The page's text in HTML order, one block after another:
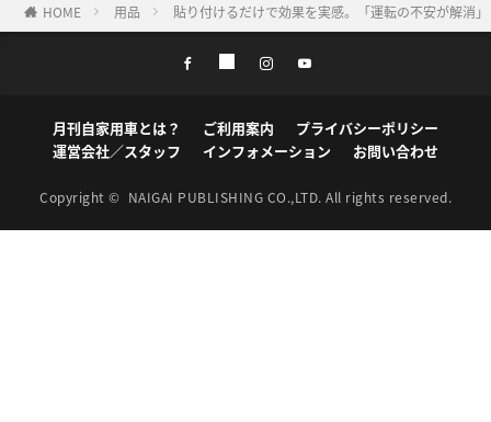
HOME 用品 貼り付けるだけで効果を実感。「運転の不安が解消
月刊自家用車とは？ ご利用案内
プライバシーポリシー
運営会社／スタッフ
インフォメーション お問い合わせ
Copyright © NAIGAI PUBLISHING CO.,LTD. All rights reserved.